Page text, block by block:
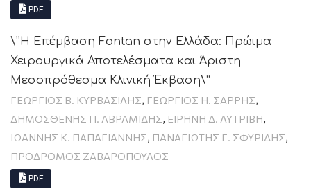
PDF
\”Η Επέμβαση Fontan στην Ελλάδα: Πρώιμα
Χειρουργικά Αποτελέσματα και Άριστη
Μεσοπρόθεσμα Κλινική Έκβαση\”
ΓΕΩΡΓΙΟΣ Β. ΚΥΡΒΑΣΙΛΗΣ, ΓΕΩΡΓΙΟΣ Η. ΣΑΡΡΗΣ,
ΔΗΜΟΣΘΕΝΗΣ Π. ΑΒΡΑΜΙΔΗΣ, ΕΙΡΗΝΗ Δ. ΛΥΤΡΙΒΗ,
ΙΩΑΝΝΗΣ Κ. ΠΑΠΑΓΙΑΝΝΗΣ, ΠΑΝΑΓΙΏΤΗΣ Γ. ΣΦΥΡΊΔΗΣ,
ΠΡΟΔΡΟΜΟΣ ΖΑΒΑΡΟΠΟΥΛΟΣ
PDF